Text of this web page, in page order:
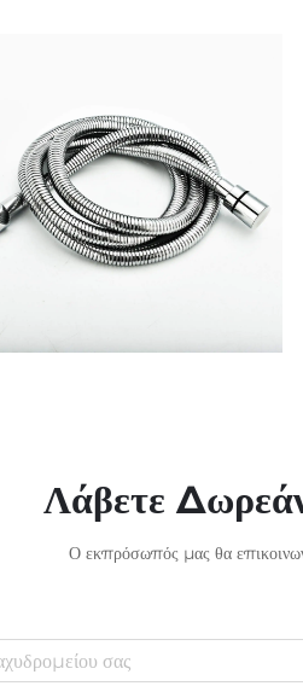
Λάβετε
Ο εκπρόσωπός μας θα